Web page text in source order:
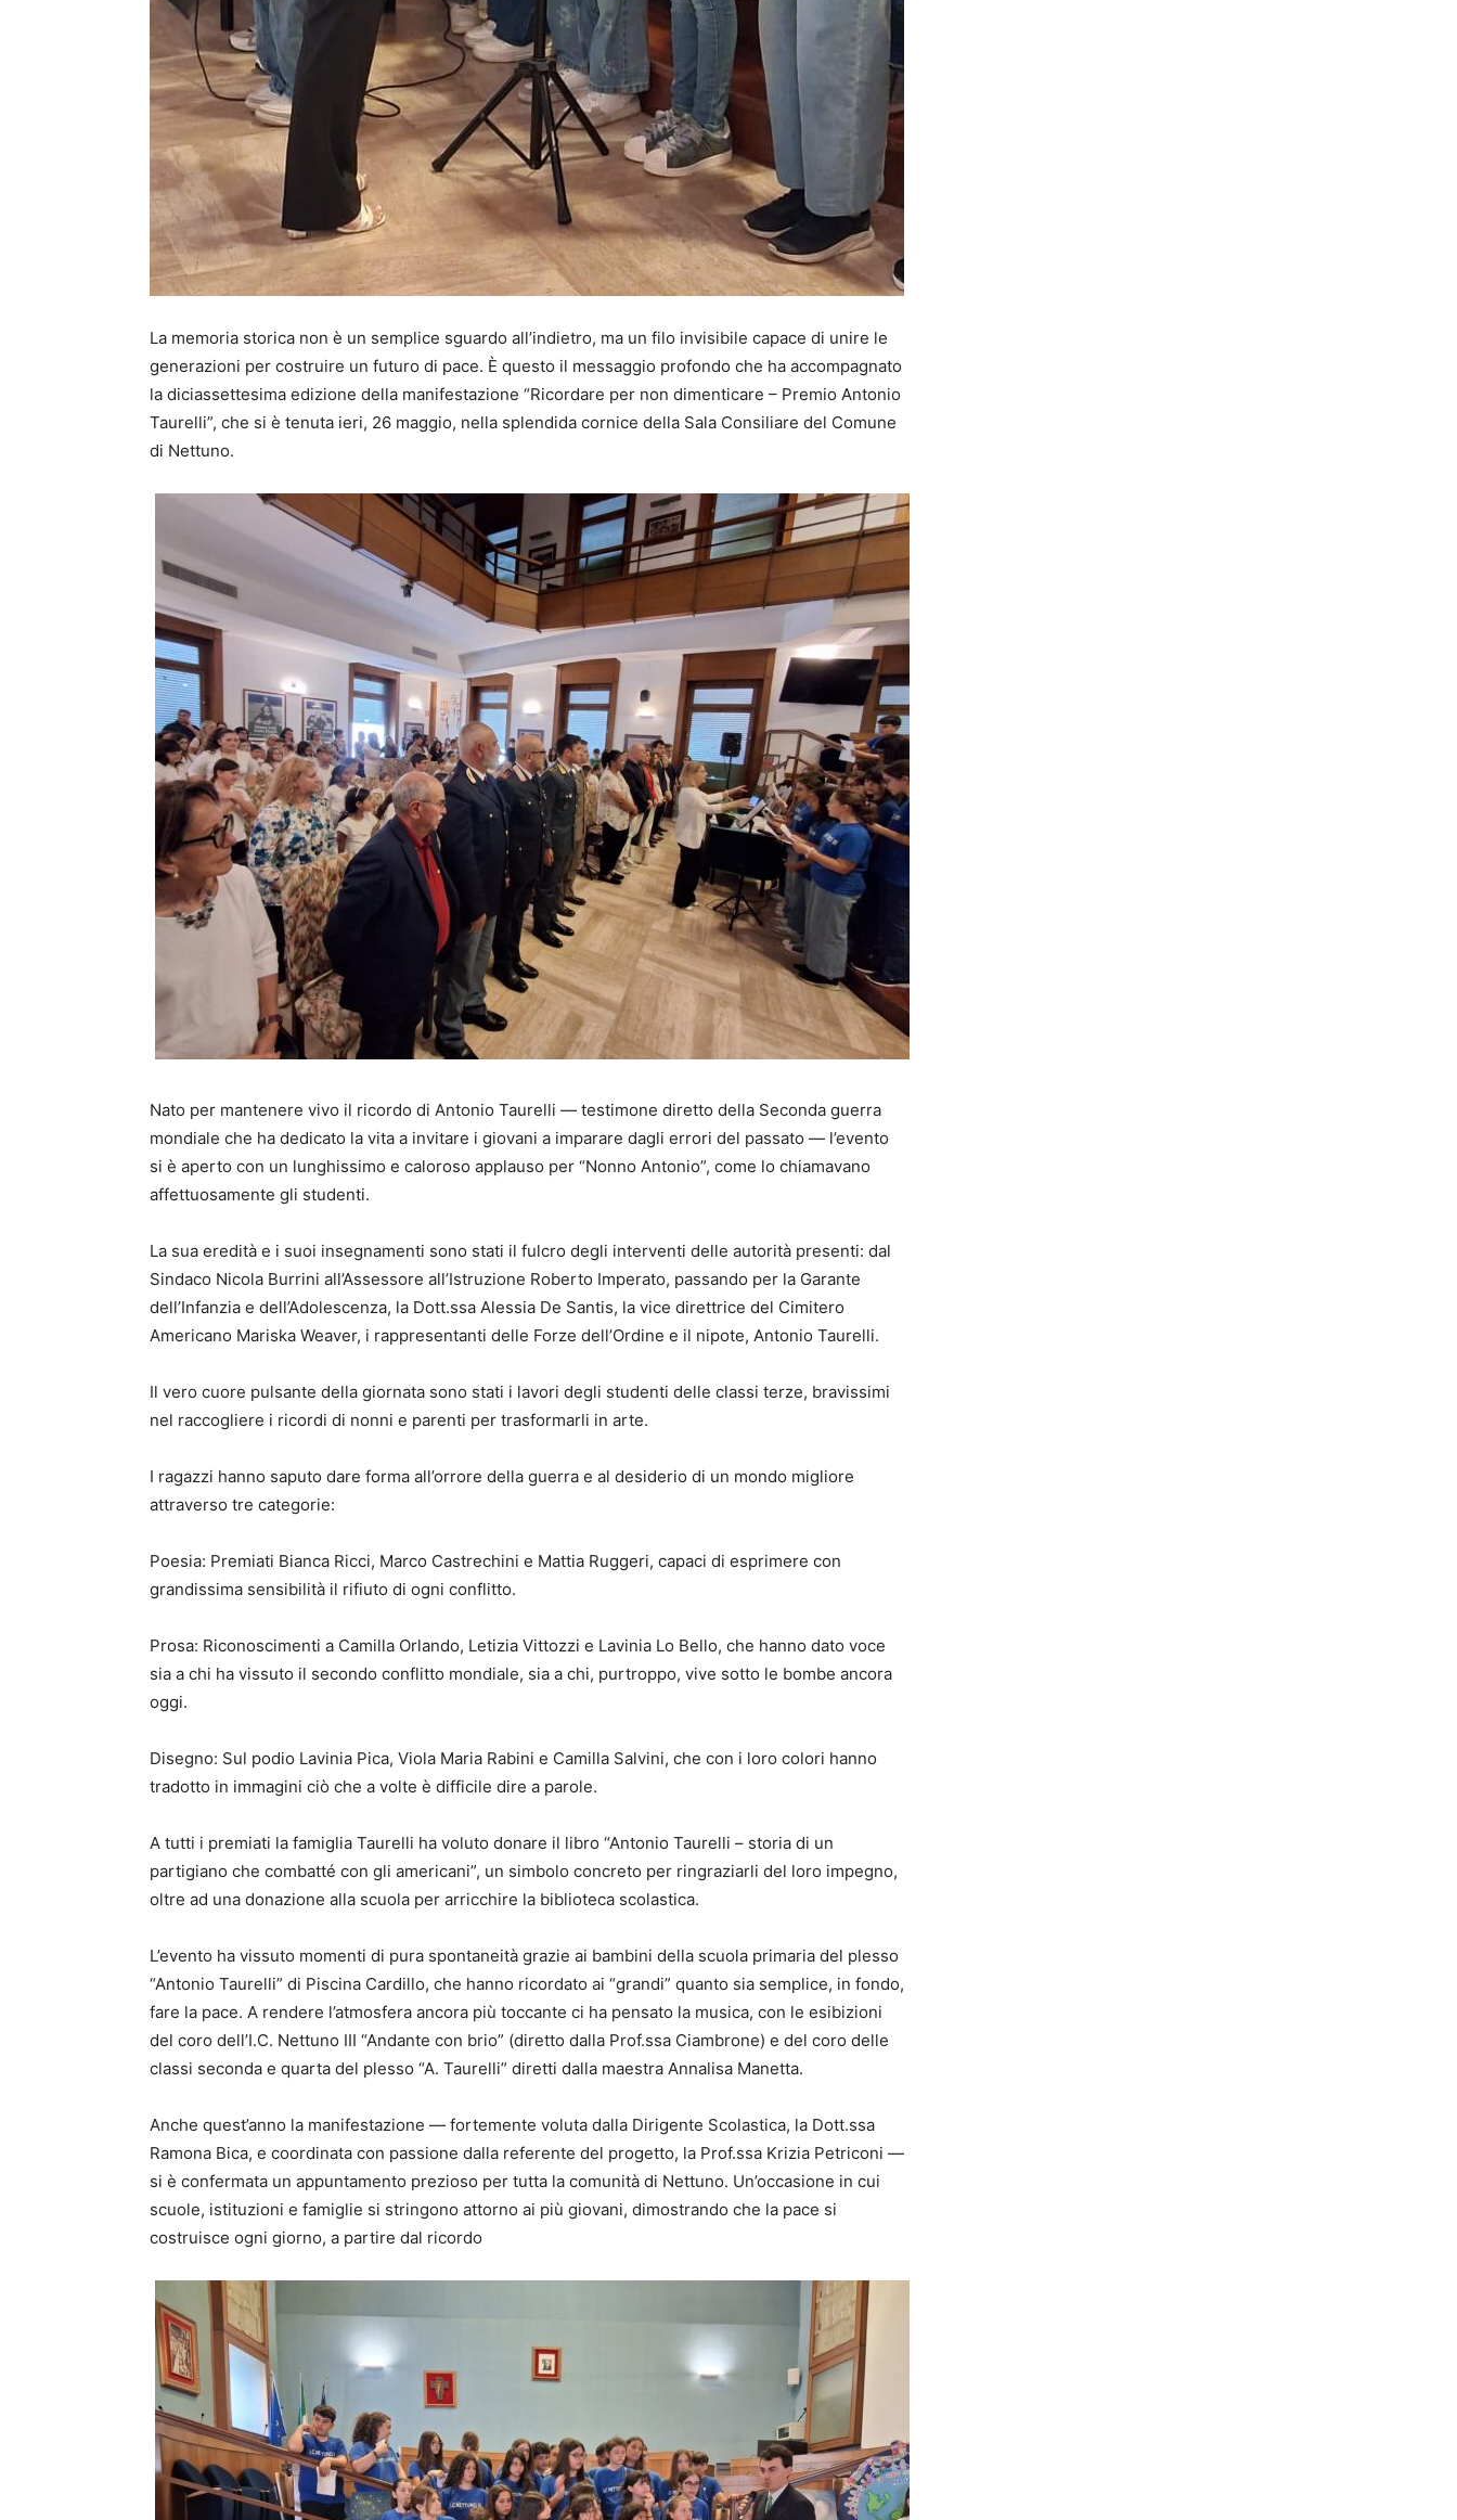
La memoria storica non è un semplice sguardo all’indietro, ma un filo invisibile capace di unire le
generazioni per costruire un futuro di pace. È questo il messaggio profondo che ha accompagnato
la diciassettesima edizione della manifestazione “Ricordare per non dimenticare – Premio Antonio
Taurelli”, che si è tenuta ieri, 26 maggio, nella splendida cornice della Sala Consiliare del Comune
di Nettuno.
Nato per mantenere vivo il ricordo di Antonio Taurelli — testimone diretto della Seconda guerra
mondiale che ha dedicato la vita a invitare i giovani a imparare dagli errori del passato — l’evento
si è aperto con un lunghissimo e caloroso applauso per “Nonno Antonio”, come lo chiamavano
affettuosamente gli studenti.
La sua eredità e i suoi insegnamenti sono stati il fulcro degli interventi delle autorità presenti: dal
Sindaco Nicola Burrini all’Assessore all’Istruzione Roberto Imperato, passando per la Garante
dell’Infanzia e dell’Adolescenza, la Dott.ssa Alessia De Santis, la vice direttrice del Cimitero
Americano Mariska Weaver, i rappresentanti delle Forze dell’Ordine e il nipote, Antonio Taurelli.
Il vero cuore pulsante della giornata sono stati i lavori degli studenti delle classi terze, bravissimi
nel raccogliere i ricordi di nonni e parenti per trasformarli in arte.
I ragazzi hanno saputo dare forma all’orrore della guerra e al desiderio di un mondo migliore
attraverso tre categorie:
Poesia: Premiati Bianca Ricci, Marco Castrechini e Mattia Ruggeri, capaci di esprimere con
grandissima sensibilità il rifiuto di ogni conflitto.
Prosa: Riconoscimenti a Camilla Orlando, Letizia Vittozzi e Lavinia Lo Bello, che hanno dato voce
sia a chi ha vissuto il secondo conflitto mondiale, sia a chi, purtroppo, vive sotto le bombe ancora
oggi.
Disegno: Sul podio Lavinia Pica, Viola Maria Rabini e Camilla Salvini, che con i loro colori hanno
tradotto in immagini ciò che a volte è difficile dire a parole.
A tutti i premiati la famiglia Taurelli ha voluto donare il libro “Antonio Taurelli – storia di un
partigiano che combatté con gli americani”, un simbolo concreto per ringraziarli del loro impegno,
oltre ad una donazione alla scuola per arricchire la biblioteca scolastica.
L’evento ha vissuto momenti di pura spontaneità grazie ai bambini della scuola primaria del plesso
“Antonio Taurelli” di Piscina Cardillo, che hanno ricordato ai “grandi” quanto sia semplice, in fondo,
fare la pace. A rendere l’atmosfera ancora più toccante ci ha pensato la musica, con le esibizioni
del coro dell’I.C. Nettuno III “Andante con brio” (diretto dalla Prof.ssa Ciambrone) e del coro delle
classi seconda e quarta del plesso “A. Taurelli” diretti dalla maestra Annalisa Manetta.
Anche quest’anno la manifestazione — fortemente voluta dalla Dirigente Scolastica, la Dott.ssa
Ramona Bica, e coordinata con passione dalla referente del progetto, la Prof.ssa Krizia Petriconi —
si è confermata un appuntamento prezioso per tutta la comunità di Nettuno. Un’occasione in cui
scuole, istituzioni e famiglie si stringono attorno ai più giovani, dimostrando che la pace si
costruisce ogni giorno, a partire dal ricordo